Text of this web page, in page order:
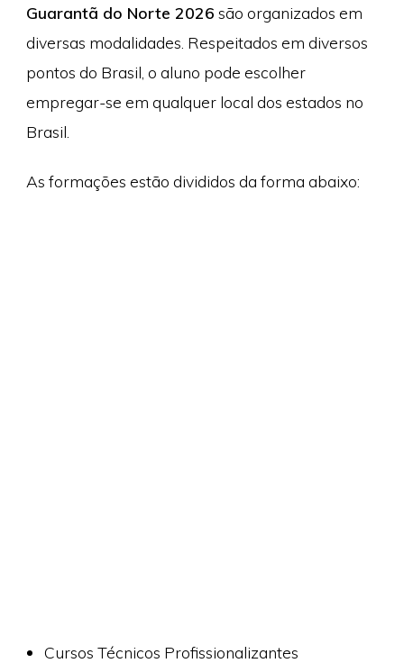
Guarantã do Norte 2026 são organizados em
diversas modalidades. Respeitados em diversos
pontos do Brasil, o aluno pode escolher
empregar-se em qualquer local dos estados no
Brasil.
As formações estão divididos da forma abaixo:
Cursos Técnicos Profissionalizantes